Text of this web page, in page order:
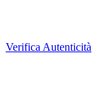
Verifica Autenticità